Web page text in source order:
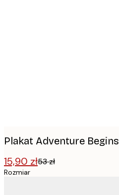
Plakat Adventure Begins
15,90 zł53 zł
Rozmiar